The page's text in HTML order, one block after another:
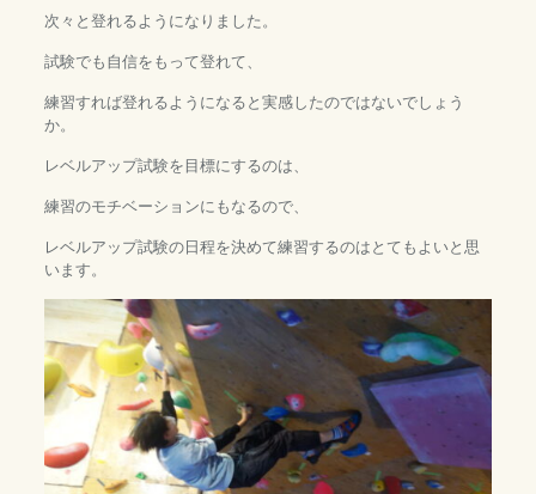
次々と登れるようになりました。
試験でも自信をもって登れて、
練習すれば登れるようになると実感したのではないでしょう
か。
レベルアップ試験を目標にするのは、
練習のモチベーションにもなるので、
レベルアップ試験の日程を決めて練習するのはとてもよいと思
います。